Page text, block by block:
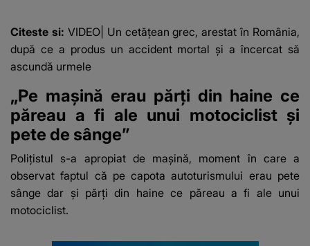
Citeste si: VIDEO| Un cetățean grec, arestat în România,
după ce a produs un accident mortal și a încercat să
ascundă urmele
„Pe mașină erau părți din haine ce
păreau a fi ale unui motociclist și
pete de sânge”
Polițistul s-a apropiat de mașină, moment în care a
observat faptul că pe capota autoturismului erau pete
sânge dar și părți din haine ce păreau a fi ale unui
motociclist.